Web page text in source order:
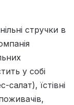
стручки в
у собі
їстівні